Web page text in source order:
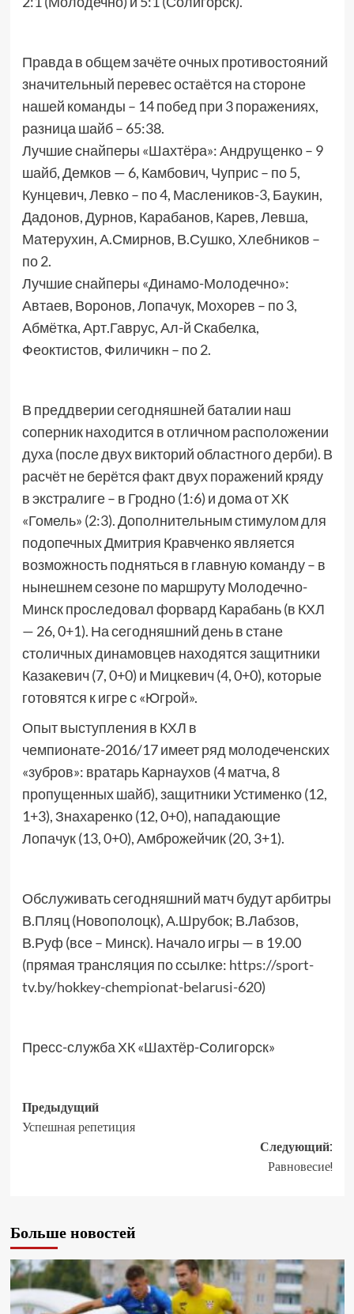
Правда в общем зачёте очных противостояний
значительный перевес остаётся на стороне
нашей команды – 14 побед при 3 поражениях,
разница шайб – 65:38.
Лучшие снайперы «Шахтёра»: Андрущенко – 9
шайб, Демков — 6, Камбович, Чуприс – по 5,
Кунцевич, Левко – по 4, Маслеников-3, Баукин,
Дадонов, Дурнов, Карабанов, Карев, Левша,
Матерухин, А.Смирнов, В.Сушко, Хлебников –
по 2.
Лучшие снайперы «Динамо-Молодечно»:
Автаев, Воронов, Лопачук, Мохорев – по 3,
Абмётка, Арт.Гаврус, Ал-й Скабелка,
Феоктистов, Филичикн – по 2.
В преддверии сегодняшней баталии наш
соперник находится в отличном расположении
духа (после двух викторий областного дерби). В
расчёт не берётся факт двух поражений кряду
в экстралиге – в Гродно (1:6) и дома от ХК
«Гомель» (2:3). Дополнительным стимулом для
подопечных Дмитрия Кравченко является
возможность подняться в главную команду – в
нынешнем сезоне по маршруту Молодечно-
Минск проследовал форвард Карабань (в КХЛ
— 26, 0+1). На сегодняшний день в стане
столичных динамовцев находятся защитники
Казакевич (7, 0+0) и Мицкевич (4, 0+0), которые
готовятся к игре с «Югрой».
Опыт выступления в КХЛ в
чемпионате-2016/17 имеет ряд молодеченских
«зубров»: вратарь Карнаухов (4 матча, 8
пропущенных шайб), защитники Устименко (12,
1+3), Знахаренко (12, 0+0), нападающие
Лопачук (13, 0+0), Амброжейчик (20, 3+1).
Обслуживать сегодняшний матч будут арбитры
В.Пляц (Новополоцк), А.Шрубок; В.Лабзов,
В.Руф (все – Минск). Начало игры — в 19.00
(прямая трансляция по ссылке: https://sport-
tv.by/hokkey-chempionat-belarusi-620)
Пресс-служба ХК «Шахтёр-Солигорск»
Предыдущий
Успешная репетиция
Следующий:
Равновесие!
Больше новостей